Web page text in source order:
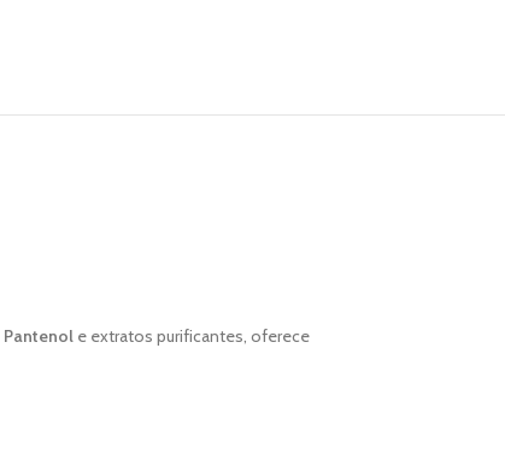
Pantenol e extratos purificantes, oferece